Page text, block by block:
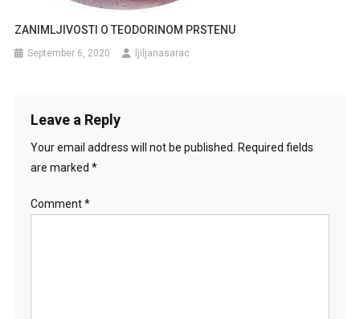
ZANIMLJIVOSTI O TEODORINOM PRSTENU
September 6, 2020 ljiljanasarac
Leave a Reply
Your email address will not be published.
Required fields
are marked *
Comment*